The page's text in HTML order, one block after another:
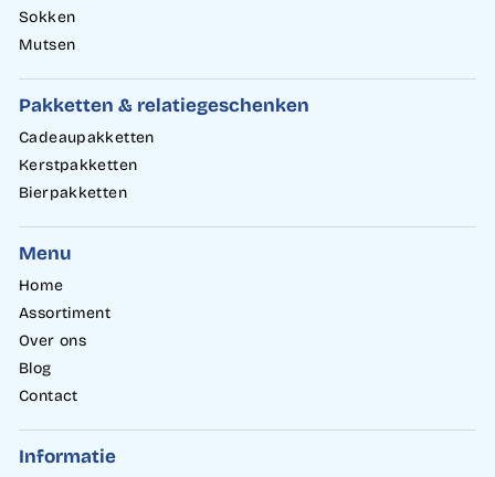
Sokken
Mutsen
Pakketten & relatiegeschenken
Cadeaupakketten
Kerstpakketten
Bierpakketten
Menu
Home
Assortiment
Over ons
Blog
Contact
Informatie